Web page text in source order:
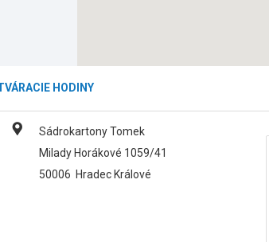
HODINY
Sádrokartony Tomek
Milady Horákové 1059/41
50006 Hradec Králové